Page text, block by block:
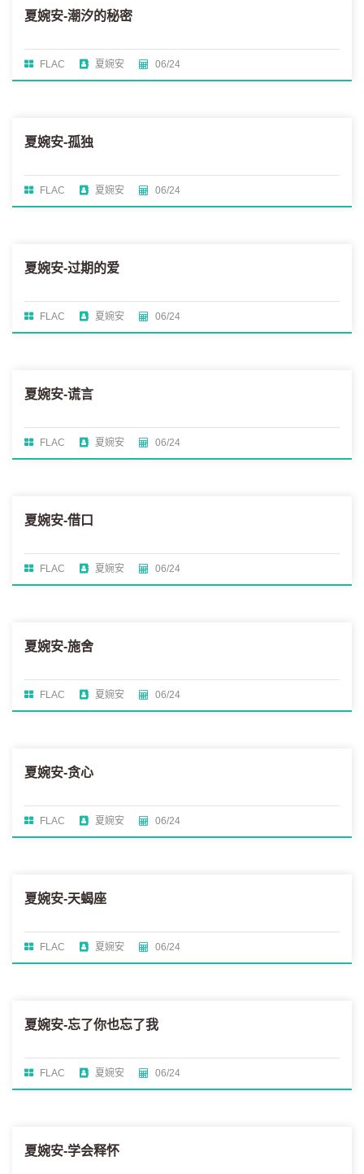
夏婉安-潮汐的秘密
FLAC 夏婉安 06/24
夏婉安-孤独
FLAC 夏婉安 06/24
夏婉安-过期的爱
FLAC 夏婉安 06/24
夏婉安-谎言
FLAC 夏婉安 06/24
夏婉安-借口
FLAC 夏婉安 06/24
夏婉安-施舍
FLAC 夏婉安 06/24
夏婉安-贪心
FLAC 夏婉安 06/24
夏婉安-天蝎座
FLAC 夏婉安 06/24
夏婉安-忘了你也忘了我
FLAC 夏婉安 06/24
夏婉安-学会释怀